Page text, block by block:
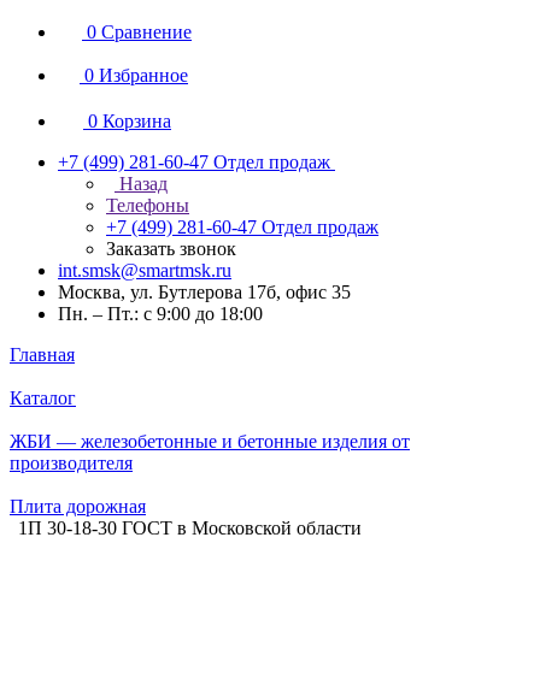
0 Сравнение
0 Избранное
0 Корзина
+7 (499) 281-60-47 Отдел продаж
Назад
Телефоны
+7 (499) 281-60-47 Отдел продаж
Заказать звонок
int.smsk@smartmsk.ru
Москва, ул. Бутлерова 17б, офис 35
Пн. – Пт.: с 9:00 до 18:00
Главная
Каталог
ЖБИ — железобетонные и бетонные изделия от
производителя
Плита дорожная
1П 30-18-30 ГОСТ в Московской области